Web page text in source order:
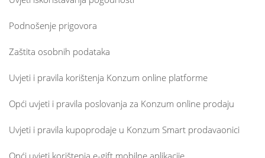
Podnošenje prigovora
Zaštita osobnih podataka
Uvjeti i pravila korištenja Konzum online platforme
Opći uvjeti i pravila poslovanja za Konzum online prodaju
Uvjeti i pravila kupoprodaje u Konzum Smart prodavaonici